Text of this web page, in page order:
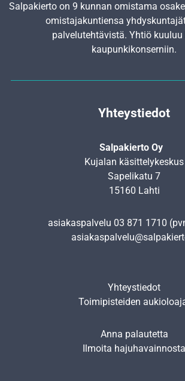
Salpakierto on 9 kunnan omistama
omistajakuntiensa
palvelutehtävistä. Yhtiö kuuluu
kaupunkikonserniin.
Yhteystiedot
Salpakierto Oy
Kujalan käsittelykeskus
Sapelikatu 7
15160 Lahti
asiakaspalvelu 03 871 1710
Yhteystiedot
Toimipisteiden
Anna palautetta
Ilmoita hajuhavainnosta